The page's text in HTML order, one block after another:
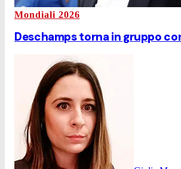
Mondiali 2026
Deschamps torna in gruppo